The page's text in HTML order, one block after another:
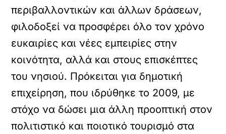
περιβαλλοντικών και άλλων δράσεων,
φιλοδοξεί να προσφέρει όλο τον χρόνο
ευκαιρίες και νέες εμπειρίες στην
κοινότητα, αλλά και στους επισκέπτες
του νησιού. Πρόκειται για δημοτική
επιχείρηση, που ιδρύθηκε το 2009, με
στόχο να δώσει μια άλλη προοπτική στον
πολιτιστικό και ποιοτικό τουρισμό στα